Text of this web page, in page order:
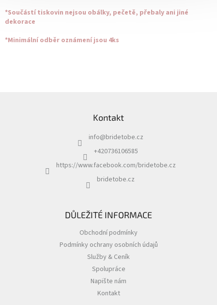
*Součástí tiskovin nejsou obálky, pečetě, přebaly ani jiné
dekorace
*Minimální odběr oznámení jsou 4ks
Kontakt
info@bridetobe.cz
+420736106585
https://www.facebook.com/bridetobe.cz
bridetobe.cz
DŮLEŽITÉ INFORMACE
Obchodní podmínky
Podmínky ochrany osobních údajů
Služby & Ceník
Spolupráce
Napište nám
Kontakt